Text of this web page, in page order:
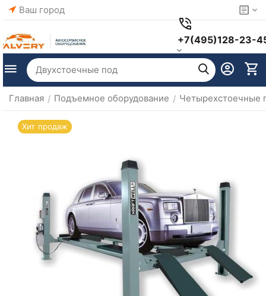
Ваш город
+7(495)128-23-
Главная / Подъемное оборудование / Четырехстоечные
Хит продаж